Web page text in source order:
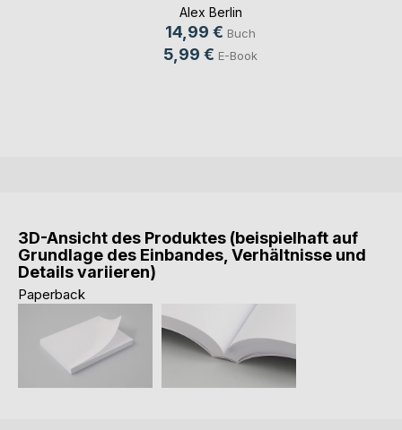
Alex Berlin
14,99 € Buch
5,99 € E-Book
3D-Ansicht des Produktes (beispielhaft auf
Grundlage des Einbandes, Verhältnisse und
Details variieren)
Paperback